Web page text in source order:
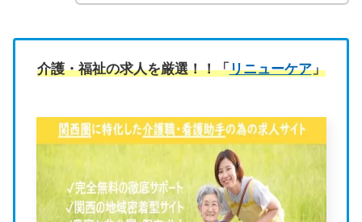
介護・福祉の求人を厳選！！「リニューケア」